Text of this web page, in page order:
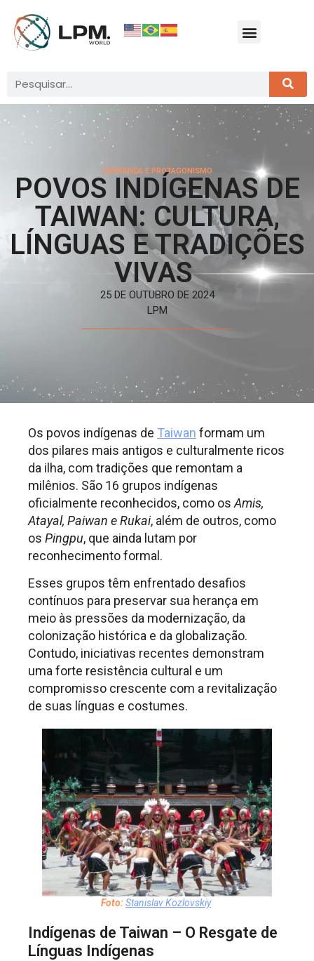
LIDERANÇA E PROTAGONISMO
POVOS INDÍGENAS DE
TAIWAN: CULTURA,
LÍNGUAS E TRADIÇÕES
VIVAS
25 DE OUTUBRO DE 2024
LPM
Os povos indígenas de Taiwan formam um
dos pilares mais antigos e culturalmente ricos
da ilha, com tradições que remontam a
milênios. São 16 grupos indígenas
oficialmente reconhecidos, como os Amis,
Atayal, Paiwan e Rukai, além de outros, como
os Pingpu, que ainda lutam por
reconhecimento formal.
Esses grupos têm enfrentado desafios
contínuos para preservar sua herança em
meio às pressões da modernização, da
colonização histórica e da globalização.
Contudo, iniciativas recentes demonstram
uma forte resistência cultural e um
compromisso crescente com a revitalização
de suas línguas e costumes.
Foto:Stanislav Kozlovskiy
Indígenas de Taiwan – O Resgate de
Línguas Indígenas